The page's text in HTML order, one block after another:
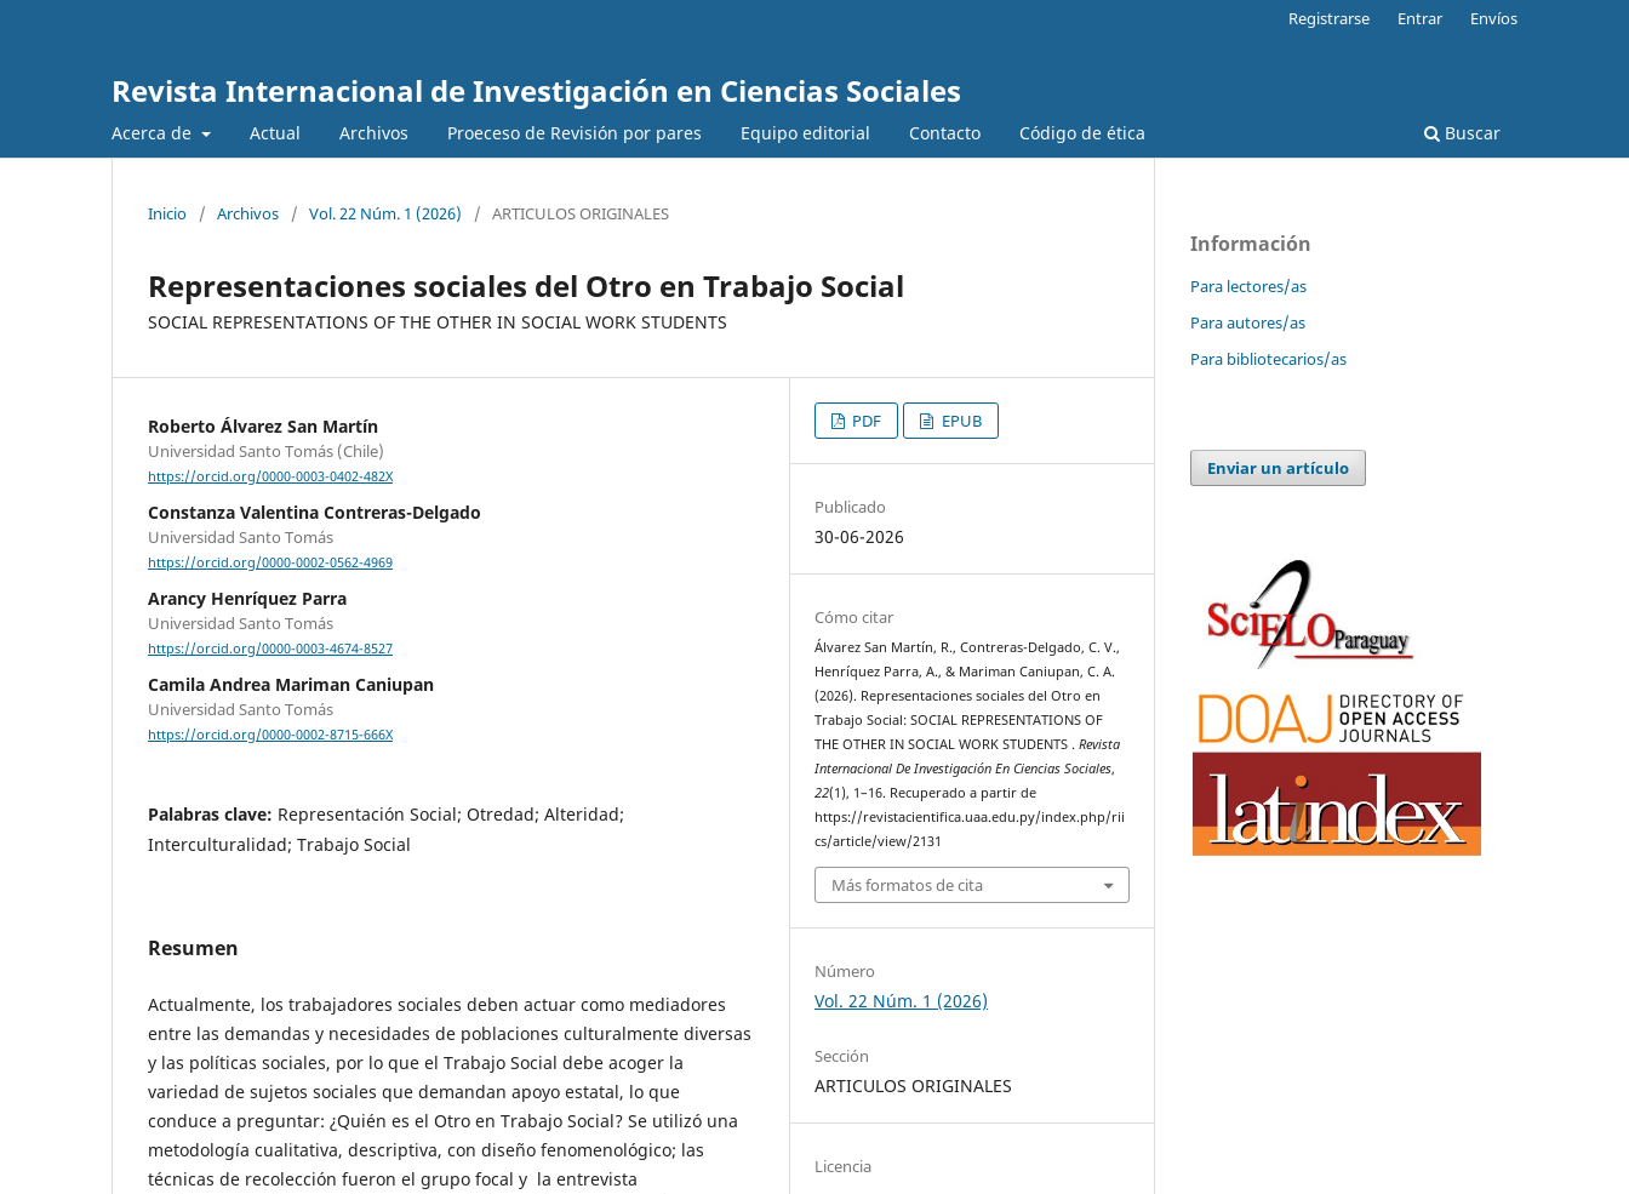
Revista Internacional de Investigación en Ciencias Sociales
Acerca de Actual Archivos Proeceso de Revisión por pares Equipo editorial Contacto Código de ética Buscar
Registrarse Entrar Envíos
Inicio / Archivos / Vol. 22 Núm. 1 (2026) / ARTICULOS ORIGINALES
Representaciones sociales del Otro en Trabajo Social
SOCIAL REPRESENTATIONS OF THE OTHER IN SOCIAL WORK STUDENTS
Roberto Álvarez San Martí­n
Universidad Santo Tomás (Chile)
https://orcid.org/0000-0003-0402-482X
Constanza Valentina Contreras-Delgado
Universidad Santo Tomás
https://orcid.org/0000-0002-0562-4969
Arancy Henríquez Parra
Universidad Santo Tomás
https://orcid.org/0000-0003-4674-8527
Camila Andrea Mariman Caniupan
Universidad Santo Tomás
https://orcid.org/0000-0002-8715-666X
Palabras clave: Representación Social; Otredad; Alteridad;
Interculturalidad; Trabajo Social
Resumen
Actualmente, los trabajadores sociales deben actuar como mediadores
entre las demandas y necesidades de poblaciones culturalmente diversas
y las políticas sociales, por lo que el Trabajo Social debe acoger la
variedad de sujetos sociales que demandan apoyo estatal, lo que
conduce a preguntar: ¿Quién es el Otro en Trabajo Social? Se utilizó una
metodología cualitativa, descriptiva, con diseño fenomenológico; las
técnicas de recolección fueron el grupo focal y la entrevista
PDF EPUB
Publicado
30-06-2026
Cómo citar
Álvarez San Martí­n, R., Contreras-Delgado, C. V.,
Henríquez Parra, A., & Mariman Caniupan, C. A.
(2026). Representaciones sociales del Otro en
Trabajo Social: SOCIAL REPRESENTATIONS OF
THE OTHER IN SOCIAL WORK STUDENTS .Revista
Internacional De Investigación En Ciencias Sociales,
22(1), 1–16. Recuperado a partir de
https://revistacientifica.uaa.edu.py/index.php/rii
cs/article/view/2131
Más formatos de cita
Número
Vol. 22 Núm. 1 (2026)
Sección
ARTICULOS ORIGINALES
Licencia
Información
Para lectores/as
Para autores/as
Para bibliotecarios/as
Enviar un artículo